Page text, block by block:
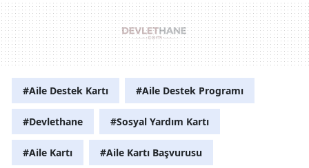
#Aile Destek Kartı #Aile Destek Programı
#Devlethane #Sosyal Yardım Kartı
#Aile Kartı #Aile Kartı Başvurusu